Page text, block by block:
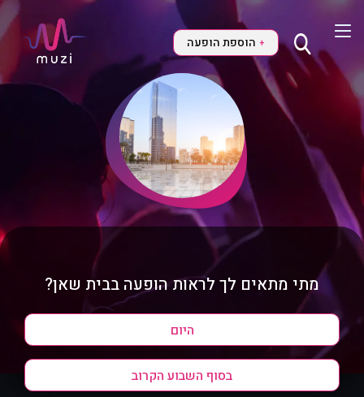
+ הוספת הופעה
מתי מתאים לך לראות הופעה בבית שאן?
היום
בסוף השבוע הקרוב